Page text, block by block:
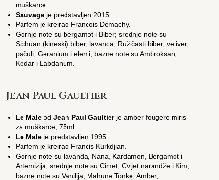
muškarce.
Sauvage je predstavljen 2015.
Parfem je kreirao Francois Demachy.
Gornje note su bergamot i Biber; srednje note su
Sichuan (kineski) biber, lavanda, Ružičasti biber, vetiver,
pačuli, Geranium i elemi; bazne note su Ambroksan,
Kedar i Labdanum.
Jean Paul Gaultier
Le Male odJean Paul Gaultierje amber fougere miris
za muškarce, 75ml.
Le Male je predstavljen 1995.
Parfem je kreirao Francis Kurkdjian.
Gornje note su lavanda, Nana, Kardamon, Bergamot i
Artemizija; srednje note su Cimet, Cvijet narandže i Kim;
bazne note su Vanilija, Mahune Tonke, Amber,